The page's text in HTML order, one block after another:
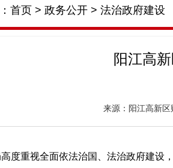
首页 > 政务公开 > 法治政府建设
阳江高
来源：阳江高新区
重视全面依法治国、法治政府建设，